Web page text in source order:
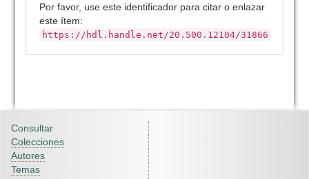
Por favor, use este identificador para citar o enlazar
este ítem:
https://hdl.handle.net/20.500.12104/31866
Consultar
Colecciones
Autores
Temas